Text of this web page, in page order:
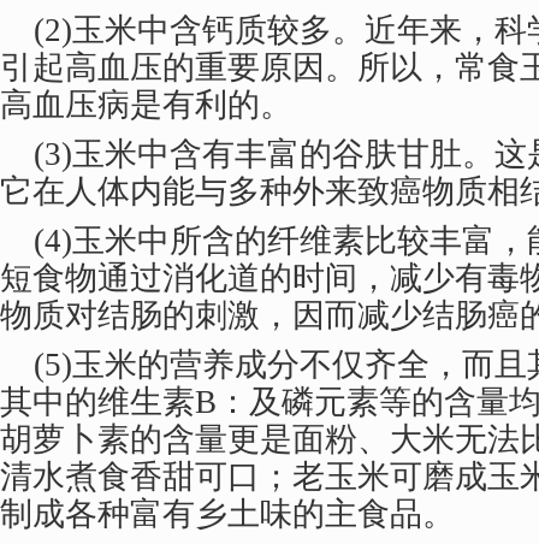
(2)玉米中含钙质较多。近年来，科
引起高血压的重要原因。所以，常食
高血压病是有利的。
(3)玉米中含有丰富的谷肤甘肚。这
它在人体内能与多种外来致癌物质相
(4)玉米中所含的纤维素比较丰富，
短食物通过消化道的时间，减少有毒
物质对结肠的刺激，因而减少结肠癌
(5)玉米的营养成分不仅齐全，而且
其中的维生素B：及磷元素等的含量
胡萝卜素的含量更是面粉、大米无法
清水煮食香甜可口；老玉米可磨成玉
制成各种富有乡土味的主食品。